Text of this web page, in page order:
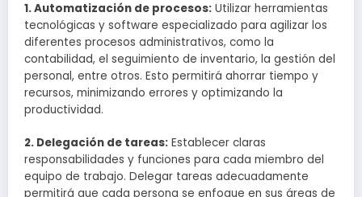
1. Automatización de procesos: Utilizar herramientas
tecnológicas y software especializado para agilizar los
diferentes procesos administrativos, como la
contabilidad, el seguimiento de inventario, la gestión del
personal, entre otros. Esto permitirá ahorrar tiempo y
recursos, minimizando errores y optimizando la
productividad.
2. Delegación de tareas: Establecer claras
responsabilidades y funciones para cada miembro del
equipo de trabajo. Delegar tareas adecuadamente
permitirá que cada persona se enfoque en sus áreas de